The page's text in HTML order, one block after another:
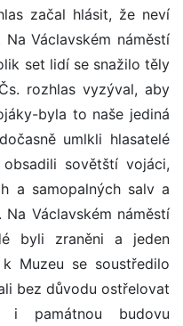
začal hlásit, že neví
Václavském náměstí
set lidí se snažilo těly
rozhlas vyzýval, aby
byla to naše jediná
umlkli hlasatelé
sovětští vojáci,
a samopalných salv a
Václavském náměstí
byli zraněni a jeden
Muzeu se soustředilo
bez důvodu ostřelovat
i památnou budovu